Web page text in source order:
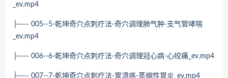
_ev.mp4
├── 005--5-乾坤奇穴点刺疗法-奇穴调理肺气肿-支气管哮喘
_ev.mp4
├── 006--6-乾坤奇穴点刺疗法-奇穴调理冠心病-心绞痛_ev.mp4
├── 007--7-乾坤奇穴点刺疗法-胃溃疡-蒸缩性胃炎_ev.mp4